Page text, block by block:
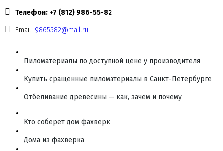
Телефон: +7 (812) 986-55-82
Email: 9865582@mail.ru
Пиломатериалы по доступной цене у производителя
Купить сращенные пиломатериалы в Санкт-Петербурге
Отбеливание древесины — как, зачем и почему
Кто соберет дом фахверк
Дома из фахверка